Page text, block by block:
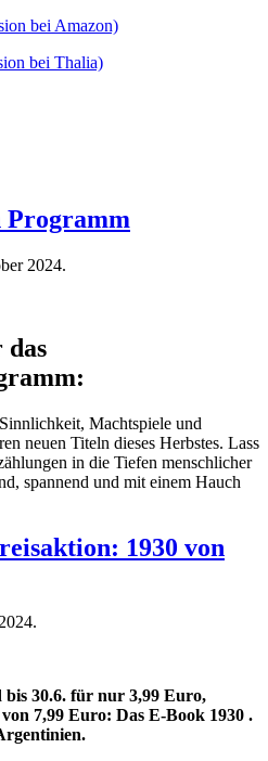
bei Amazon)
bei Thalia)
Programm
2024.
das
Machtspiele und
neuen Titeln dieses Herbstes. Lass
in die Tiefen menschlicher
spannend und mit einem Hauch
1930 von
.
30.6. für nur 3,99 Euro,
7,99 Euro: Das E-Book 1930 .